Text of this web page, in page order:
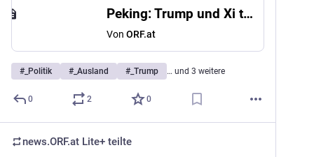
Peking: Trump und Xi telefonierten
Von ORF.at
# _Politik # _Ausland # _Trump … und 3 weitere
0 2 0
news.ORF.at Lite+ teilte